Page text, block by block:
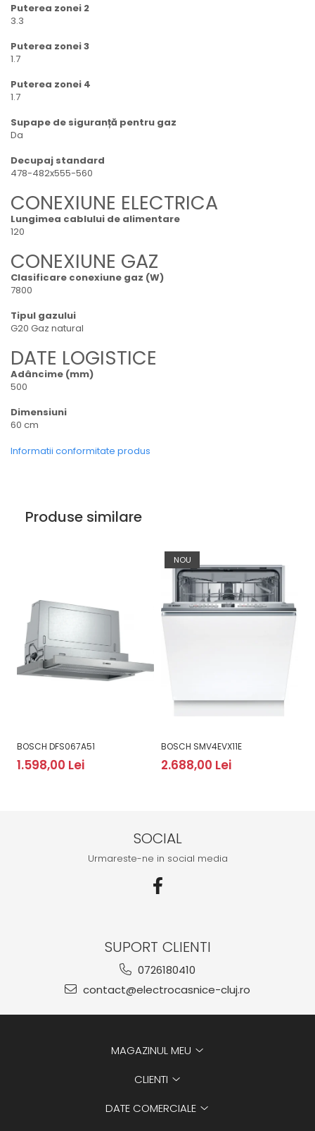
Puterea zonei 2
3.3
Puterea zonei 3
1.7
Puterea zonei 4
1.7
Supape de siguranță pentru gaz
Da
Decupaj standard
478-482x555-560
CONEXIUNE ELECTRICA
Lungimea cablului de alimentare
120
CONEXIUNE GAZ
Clasificare conexiune gaz (W)
7800
Tipul gazului
G20 Gaz natural
DATE LOGISTICE
Adâncime (mm)
500
Dimensiuni
60 cm
Informatii conformitate produs
Produse similare
BOSCH DFS067A51
1.598,00 Lei
NOU
BOSCH SMV4EVX11E
2.688,00 Lei
SOCIAL
Urmareste-ne in social media
SUPORT CLIENTI
0726180410
contact@electrocasnice-cluj.ro
MAGAZINUL MEU
CLIENTI
DATE COMERCIALE